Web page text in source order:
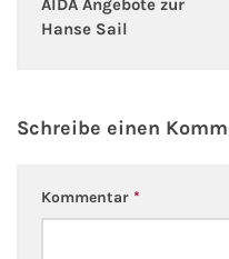
AIDA Angebote zur
Hanse Sail
Schreibe einen
Kommentar *